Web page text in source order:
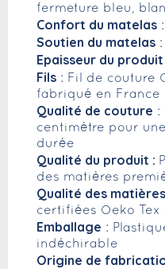
fermeture bleu,
Confort du matelas
Soutien du matelas
Epaisseur du
Fils : Fil de couture
fabriqué en France
Qualité de couture :
centimètre pour
durée
Qualité du produit :
des matières
Qualité des matières
certifiées Oeko
Emballage :
indéchirable
Origine de